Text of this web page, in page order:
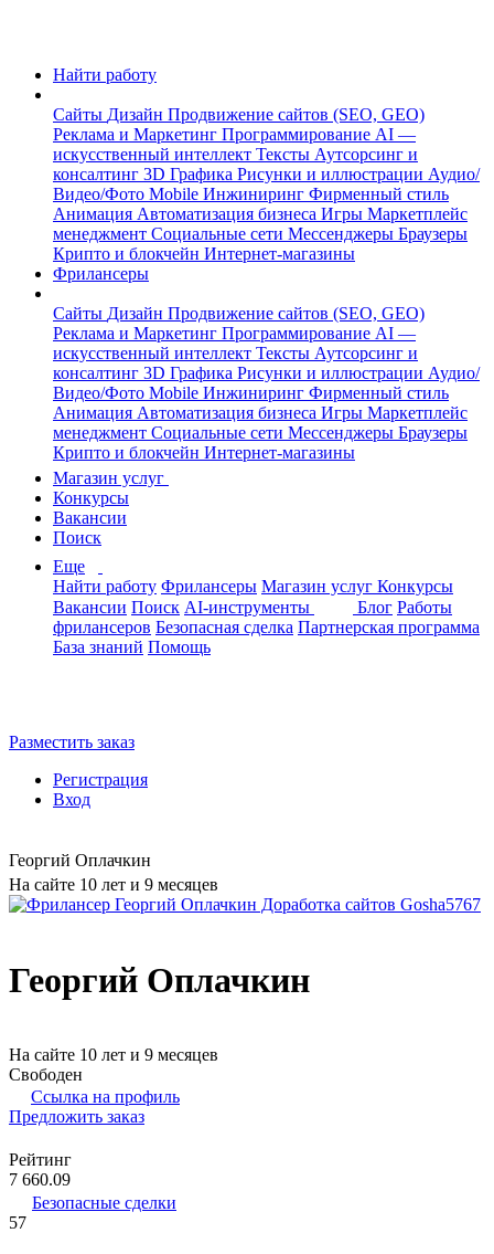
Найти работу
Сайты Дизайн Продвижение сайтов (SEO, GEO)
Реклама и Маркетинг Программирование AI —
искусственный интеллект Тексты Аутсорсинг и
консалтинг 3D Графика Рисунки и иллюстрации Аудио/
Видео/Фото Mobile Инжиниринг Фирменный стиль
Анимация Автоматизация бизнеса Игры Маркетплейс
менеджмент Социальные сети Мессенджеры Браузеры
Крипто и блокчейн Интернет-магазины
Фрилансеры
Сайты Дизайн Продвижение сайтов (SEO, GEO)
Реклама и Маркетинг Программирование AI —
искусственный интеллект Тексты Аутсорсинг и
консалтинг 3D Графика Рисунки и иллюстрации Аудио/
Видео/Фото Mobile Инжиниринг Фирменный стиль
Анимация Автоматизация бизнеса Игры Маркетплейс
менеджмент Социальные сети Мессенджеры Браузеры
Крипто и блокчейн Интернет-магазины
Магазин услуг
Конкурсы
Вакансии
Поиск
Еще
Найти работу Фрилансеры Магазин услуг Конкурсы
Вакансии Поиск AI-инструменты Блог Работы
фрилансеров Безопасная сделка Партнерская программа
База знаний Помощь
Разместить заказ
Регистрация
Вход
Георгий Оплачкин
На сайте 10 лет и 9 месяцев
Георгий Оплачкин
На сайте 10 лет и 9 месяцев
Свободен
Ссылка на профиль
Предложить заказ
Рейтинг
7 660.09
Безопасные сделки
57